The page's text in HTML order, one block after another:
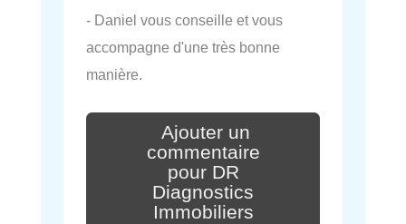
- Daniel vous conseille et vous
accompagne d'une très bonne
manière.
Ajouter un
commentaire
pour DR
Diagnostics
Immobiliers